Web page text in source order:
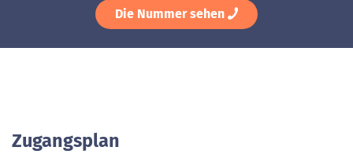
Die Nummer sehen
Zugangsplan